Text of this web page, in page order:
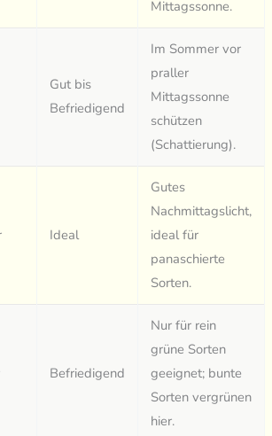
Mittagssonne.
Gut bis
Befriedigend
Im Sommer vor
praller
Mittagssonne
schützen
(Schattierung).
Ideal
Gutes
Nachmittagslicht,
ideal für
panaschierte
Sorten.
Befriedigend
Nur für rein
grüne Sorten
geeignet; bunte
Sorten vergrünen
hier.